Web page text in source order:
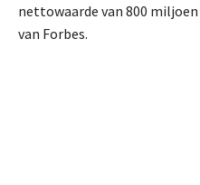
nettowaarde van 800
van Forbes.